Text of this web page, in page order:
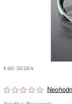
Kód: S0284